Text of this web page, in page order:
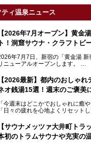
ィ温泉ニュース
【2026年7月オープン】黄金
ト！洞窟サウナ・クラフトビ
年7月7日、新宿の「黄金湯
ニューアルオープンします。
レトロでノスタルジックなタイル
を知る地元の人にも、新しく足を
、今の時代の"銭湯"として生まれ
ビアバーなど、新しく登場したス
す。充実した設備があるのに、基
【2026最新】都内のおしゃれ
オ銭湯15選！週末のご褒美
「今週末はどこかでおしゃれに癒
「日々の疲れを心地よくリセットし
となっている新しいスタイルの銭
近、SNSやメディアで「デザイ
【サウナメッツァ大井町トラ
初のトラムサウナや充実の